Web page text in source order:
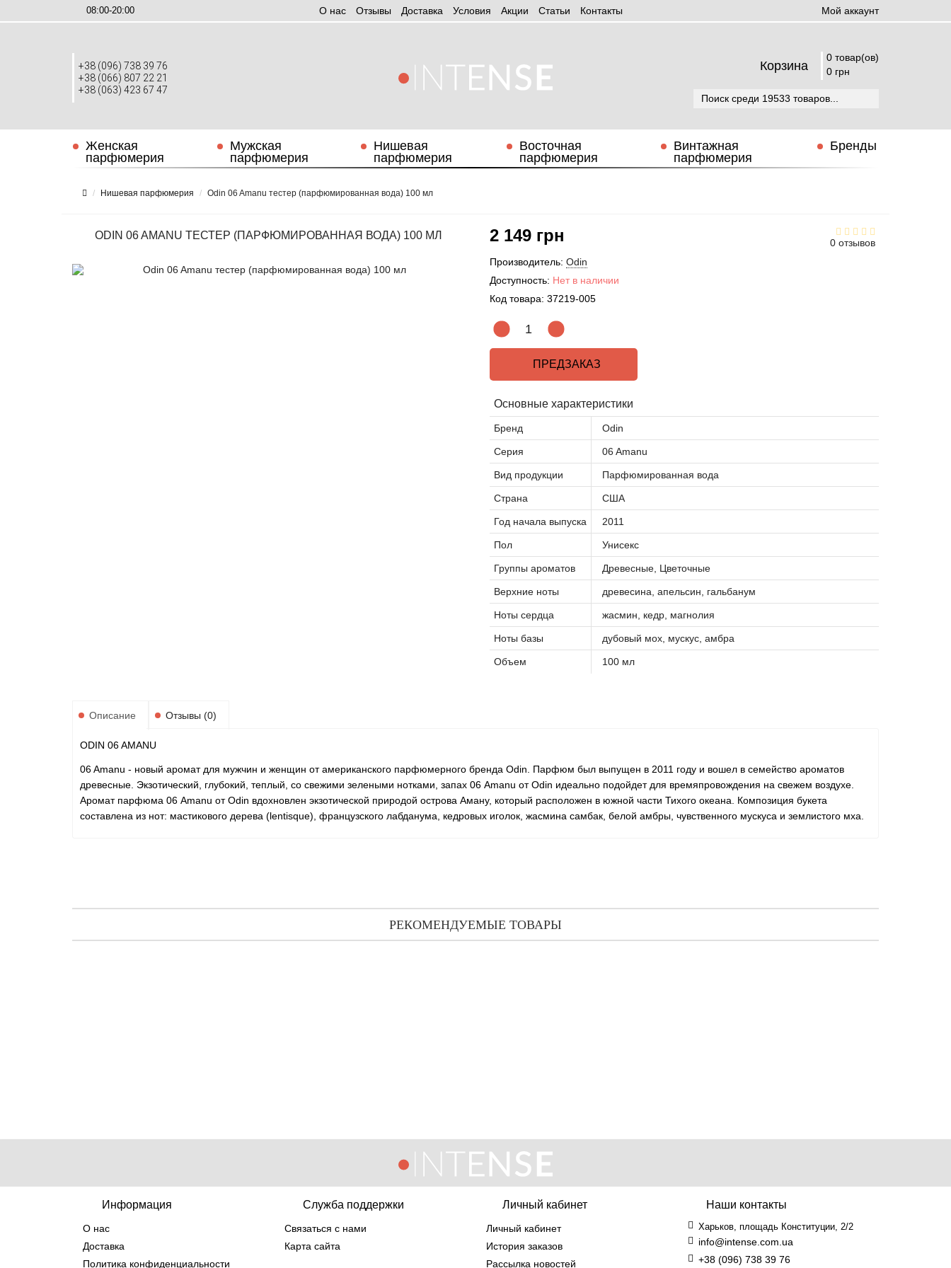
08:00-20:00 О нас Отзывы Доставка Условия Aкции Статьи Контакты Мой аккаунт
+38 (096) 738 39 76
+38 (066) 807 22 21
+38 (063) 423 67 47
Корзина
0 товар(ов)
0 грн
Женская
парфюмерия
Мужская
парфюмерия
Нишевая
парфюмерия
Восточная
парфюмерия
Винтажная
парфюмерия
Бренды
Нишевая парфюмерия Odin 06 Amanu тестер (парфюмированная вода) 100 мл
ODIN 06 AMANU ТЕСТЕР (ПАРФЮМИРОВАННАЯ ВОДА) 100 МЛ
0 отзывов
2 149 грн
Производитель: Odin
Доступность: Нет в наличии
Код товара: 37219-005
ПРЕДЗАКАЗ
Основные характеристики
Бренд Odin
Серия 06 Amanu
Вид продукции Парфюмированная вода
Страна США
Год начала выпуска 2011
Пол Унисекс
Группы ароматов Древесные, Цветочные
Верхние ноты древесина, апельсин, гальбанум
Ноты сердца жасмин, кедр, магнолия
Ноты базы дубовый мох, мускус, амбра
Объем 100 мл
Описание Отзывы (0)
ODIN 06 AMANU
06 Amanu - новый аромат для мужчин и женщин от американского парфюмерного бренда Odin. Парфюм был выпущен в 2011 году и вошел в семейство ароматов
древесные. Экзотический, глубокий, теплый, со свежими зелеными нотками, запах 06 Amanu от Odin идеально подойдет для времяпровождения на свежем воздухе.
Аромат парфюма 06 Amanu от Odin вдохновлен экзотической природой острова Аману, который расположен в южной части Тихого океана. Композиция букета
составлена из нот: мастикового дерева (lentisque), французского лабданума, кедровых иголок, жасмина самбак, белой амбры, чувственного мускуса и землистого мха.
РЕКОМЕНДУЕМЫЕ ТОВАРЫ
Информация
О нас
Доставка
Политика конфиденциальности
Служба поддержки
Связаться с нами
Карта сайта
Личный кабинет
Личный кабинет
История заказов
Рассылка новостей
Наши контакты
Харьков, площадь Конституции, 2/2
info@intense.com.ua
+38 (096) 738 39 76